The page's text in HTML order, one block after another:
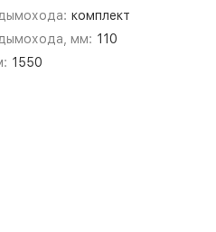
комплект
мм: 110
1550